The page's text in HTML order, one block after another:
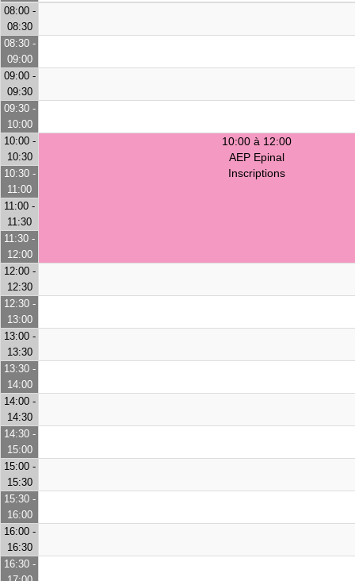
08:00 -
08:30
08:30 -
09:00
09:00 -
09:30
09:30 -
10:00
10:00 -
10:30
10:00 à 12:00
AEP Epinal
Inscriptions
10:30 -
11:00
11:00 -
11:30
11:30 -
12:00
12:00 -
12:30
12:30 -
13:00
13:00 -
13:30
13:30 -
14:00
14:00 -
14:30
14:30 -
15:00
15:00 -
15:30
15:30 -
16:00
16:00 -
16:30
16:30 -